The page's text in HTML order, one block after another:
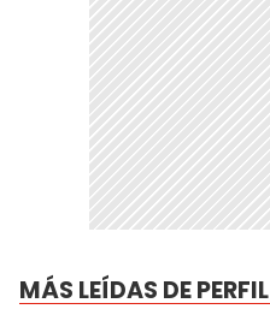
MÁS LEÍDAS DE PERFIL